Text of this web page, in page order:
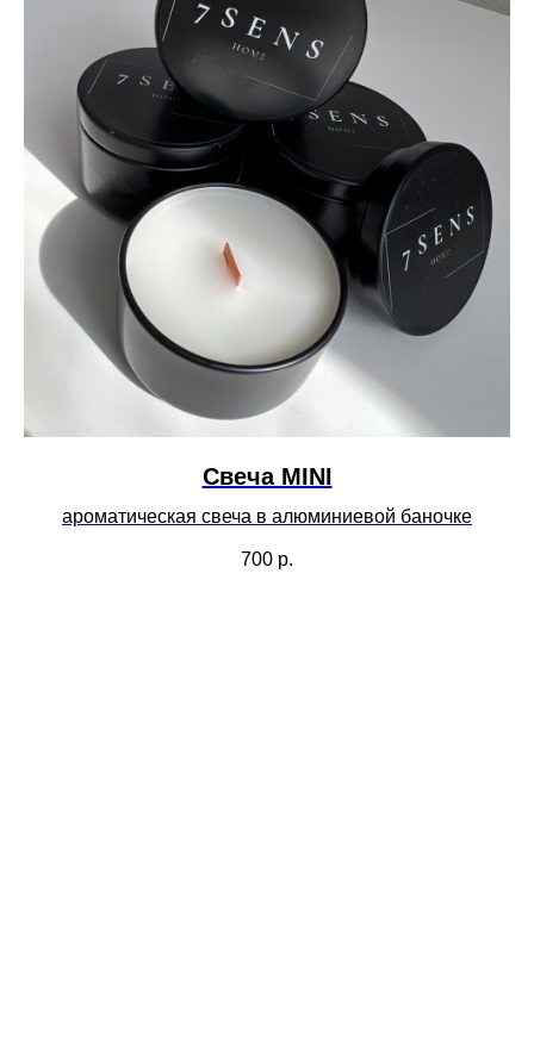
Свеча MINI
ароматическая свеча в алюминиевой баночке
700 р.